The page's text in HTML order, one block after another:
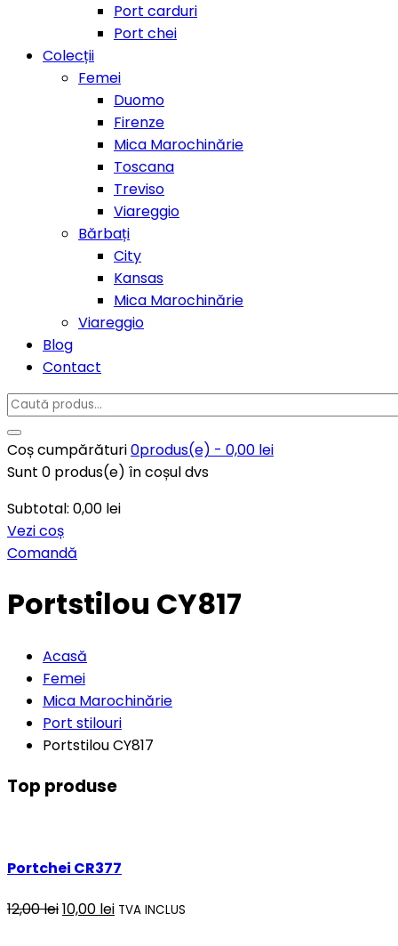
Port carduri
Port chei
Colecții
Femei
Duomo
Firenze
Mica Marochinărie
Toscana
Treviso
Viareggio
Bărbați
City
Kansas
Mica Marochinărie
Viareggio
Blog
Contact
Coș cumpărături0produs(e) - 0,00 lei
Sunt 0 produs(e) în coșul dvs
Subtotal: 0,00 lei
Vezi coș
Comandă
Portstilou CY817
Acasă
Femei
Mica Marochinărie
Port stilouri
Portstilou CY817
Top produse
Portchei CR377
12,00lei10,00 lei TVA INCLUS